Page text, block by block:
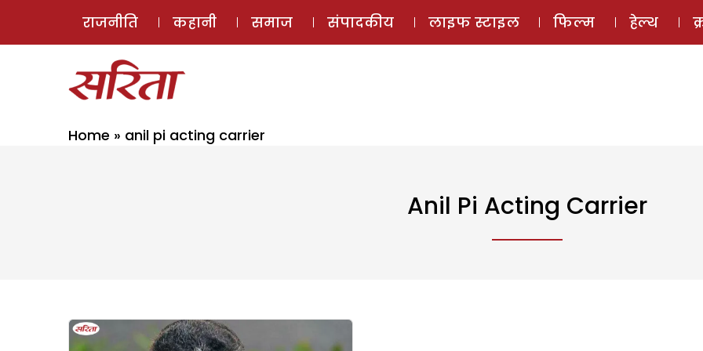
ई-मैगज़ीन
राजनीति कहानी समाज संपादकीय लाइफ स्टाइल फिल्म हेल्थ
Home » anil pi acting carrier
Anil Pi Acting Carrier